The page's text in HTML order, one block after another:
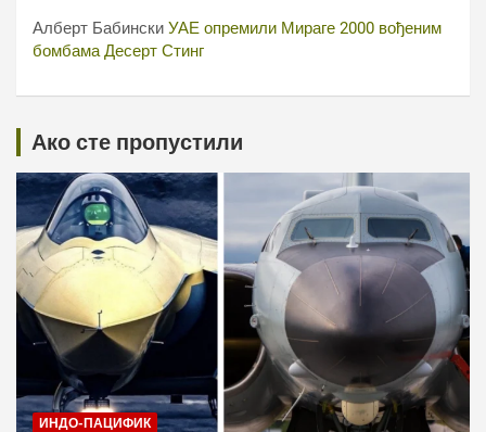
Алберт Бабински УАЕ опремили Мираге 2000 вођеним
бомбама Десерт Стинг
Ако сте пропустили
ИНДО-ПАЦИФИК